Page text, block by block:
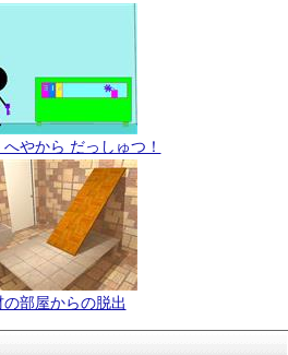
やから だっしゅつ！
の部屋からの脱出